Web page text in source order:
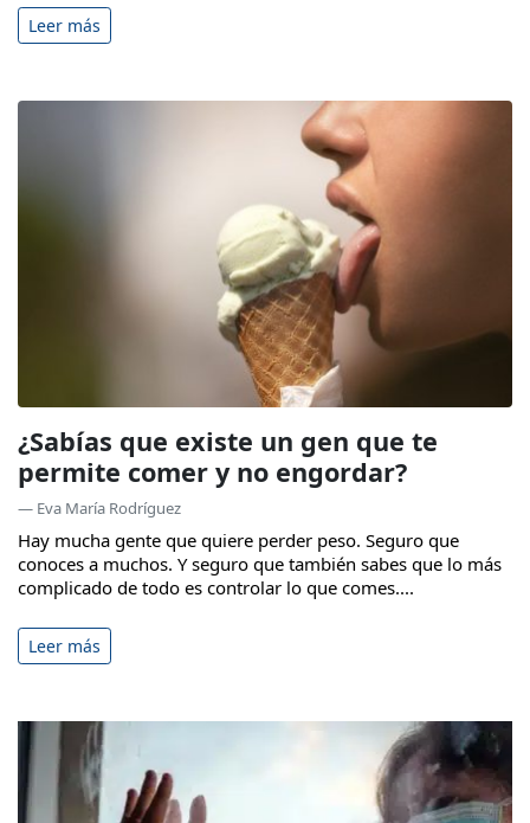
Leer más
¿Sabías que existe un gen que te
permite comer y no engordar?
— Eva María Rodríguez
Hay mucha gente que quiere perder peso. Seguro que
conoces a muchos. Y seguro que también sabes que lo más
complicado de todo es controlar lo que comes....
Leer más